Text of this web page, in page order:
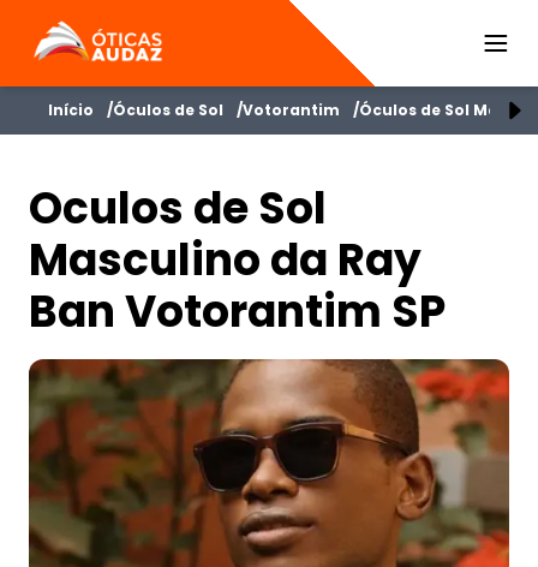
ÓTICAS AUDAZ
Início Óculos de Sol Votorantim Óculos de Sol
Oculos de Sol
Masculino da Ray
Ban Votorantim SP